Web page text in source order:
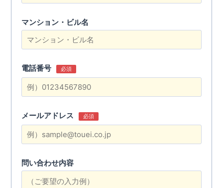
マンション・ビル名
電話番号 必須
メールアドレス 必須
問い合わせ内容